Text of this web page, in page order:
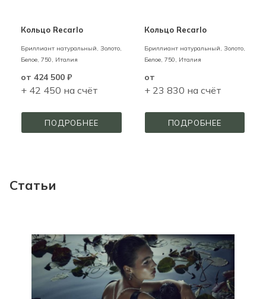
Кольцо Recarlo
Бриллиант натуральный, Золото,
Белое, 750, Италия
от 424 500 ₽
+ 42 450 на счёт
ПОДРОБНЕЕ
Кольцо Recarlo
Бриллиант натуральный, Золото,
Белое, 750, Италия
от
+ 23 830 на счёт
ПОДРОБНЕЕ
Статьи